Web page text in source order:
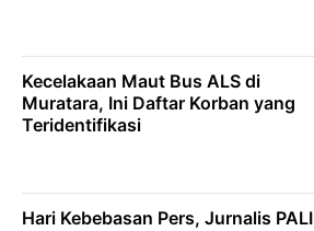
Kecelakaan Maut Bus ALS di
Muratara, Ini Daftar Korban yang
Teridentifikasi
Hari Kebebasan Pers, Jurnalis PALI